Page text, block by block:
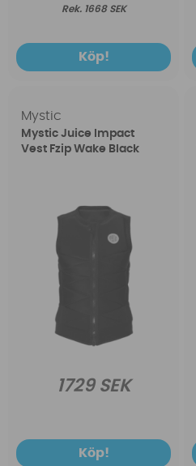
1668 SEK
Köp!
Mystic
Mystic Juice Impact
Vest Fzip Wake Black
1729 SEK
Köp!